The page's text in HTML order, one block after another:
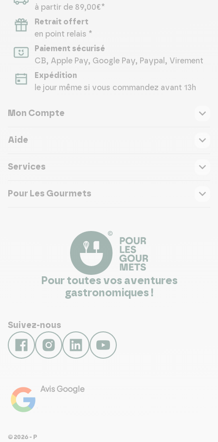
à partir de 89,00€*
Retrait offert
en point relais *
Paiement sécurisé
CB, Apple Pay, Google Pay, Paypal, Virement
Expédition
le jour même si vous commandez avant 13h
Mon Compte
Aide
Services
Pour Les Gourmets
Pour toutes vos aventures
gastronomiques !
Suivez-nous
Avis Google
© 2026 - Pour Les Gourmets